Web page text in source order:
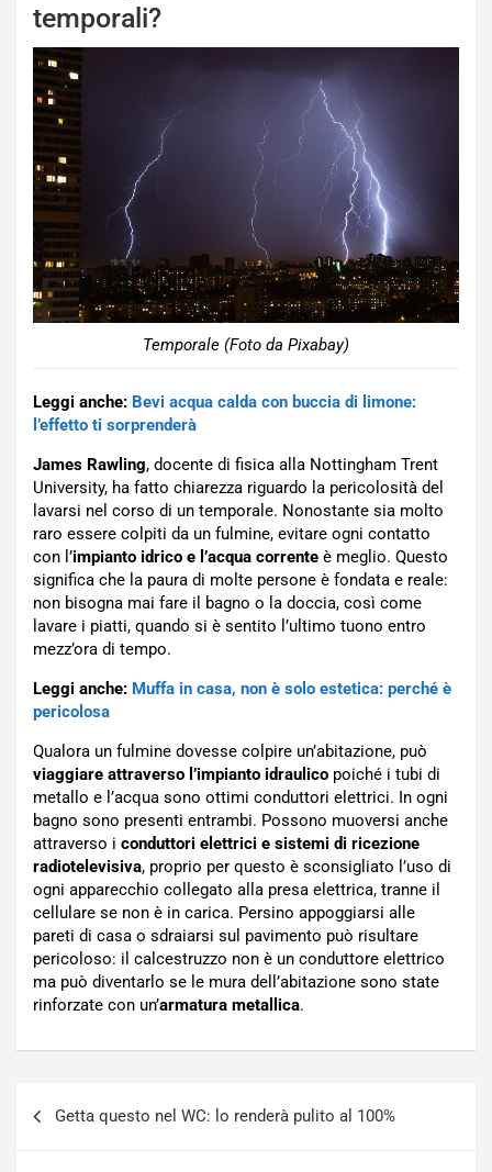
temporali?
Temporale (Foto da Pixabay)
Leggi anche: Bevi acqua calda con buccia di limone:
l’effetto ti sorprenderà
James Rawling, docente di fisica alla Nottingham Trent
University, ha fatto chiarezza riguardo la pericolosità del
lavarsi nel corso di un temporale. Nonostante sia molto
raro essere colpiti da un fulmine, evitare ogni contatto
con l’impianto idrico e l’acqua corrente è meglio. Questo
significa che la paura di molte persone è fondata e reale:
non bisogna mai fare il bagno o la doccia, così come
lavare i piatti, quando si è sentito l’ultimo tuono entro
mezz’ora di tempo.
Leggi anche: Muffa in casa, non è solo estetica: perché è
pericolosa
Qualora un fulmine dovesse colpire un’abitazione, può
viaggiare attraverso l’impianto idraulico poiché i tubi di
metallo e l’acqua sono ottimi conduttori elettrici. In ogni
bagno sono presenti entrambi. Possono muoversi anche
attraverso i conduttori elettrici e sistemi di ricezione
radiotelevisiva, proprio per questo è sconsigliato l’uso di
ogni apparecchio collegato alla presa elettrica, tranne il
cellulare se non è in carica. Persino appoggiarsi alle
pareti di casa o sdraiarsi sul pavimento può risultare
pericoloso: il calcestruzzo non è un conduttore elettrico
ma può diventarlo se le mura dell’abitazione sono state
rinforzate con un’armatura metallica.
Getta questo nel WC: lo renderà pulito al 100%